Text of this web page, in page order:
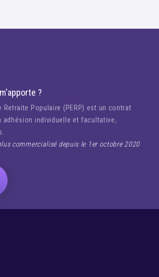
?
Retraite Populaire (PERP) est un contrat
adhésion individuelle et facultative,
commercialisé depuis le 1er octobre 2020